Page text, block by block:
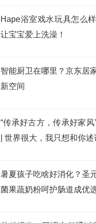
Hape浴室戏水玩具怎么
让宝宝爱上洗澡！
智能厨卫在哪里？京东居
新空间
“传承好古方，传承好家
| 世界很大，我只想和你
暑夏孩子吃啥好消化？圣
菌果蔬奶粉呵护肠道成优